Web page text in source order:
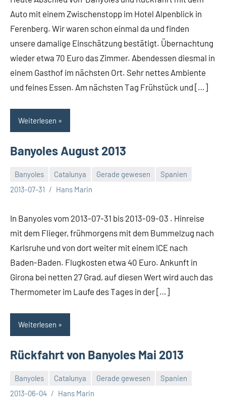
Auto mit einem Zwischenstopp im Hotel Alpenblick in
Ferenberg. Wir waren schon einmal da und finden
unsere damalige Einschätzung bestätigt. Übernachtung
wieder etwa 70 Euro das Zimmer. Abendessen diesmal in
einem Gasthof im nächsten Ort. Sehr nettes Ambiente
und feines Essen. Am nächsten Tag Frühstück und […]
Weiterlesen
Banyoles August 2013
Banyoles Catalunya Gerade gewesen
Spanien
2013-07-31
Hans Marin
Keine
In Banyoles vom 2013-07-31 bis 2013-09-03 . Hinreise
mit dem Flieger, frühmorgens mit dem Bummelzug nach
Karlsruhe und von dort weiter mit einem ICE nach
Baden-Baden. Flugkosten etwa 40 Euro. Ankunft in
Girona bei netten 27 Grad, auf diesen Wert wird auch das
Thermometer im Laufe des Tages in der […]
Weiterlesen
Rückfahrt von Banyoles Mai 2013
Banyoles Catalunya Gerade gewesen
Spanien
2013-06-04
Hans Marin
Keine